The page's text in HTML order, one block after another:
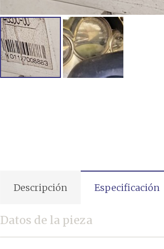
Descripción Especificación
Datos de la pieza